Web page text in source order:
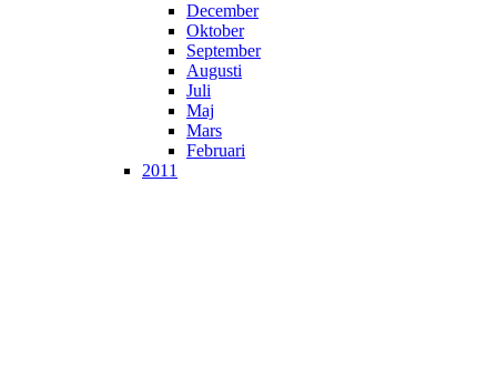
December
Oktober
September
Augusti
Juli
Maj
Mars
Februari
2011